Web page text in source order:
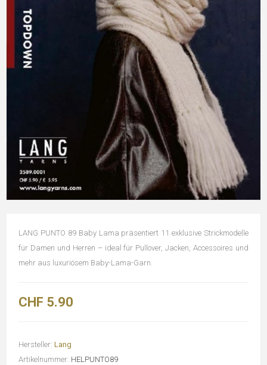
LANG PUNTO 89 Baby Lama präsentiert 11 exklusive Strickmodelle
für Damen und Herren – ideal für Pullover, Jacken, Accessoires und
mehr aus luxuriösem Baby-Lama-Garn.
CHF 5.90
Hersteller: Lang
Artikelnummer: HELPUNTO89